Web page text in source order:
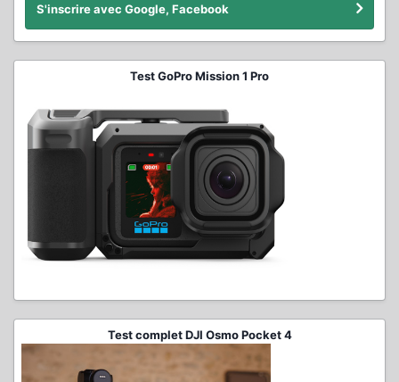
S'inscrire avec Google, Facebook
Test GoPro Mission 1 Pro
Test complet DJI Osmo Pocket 4